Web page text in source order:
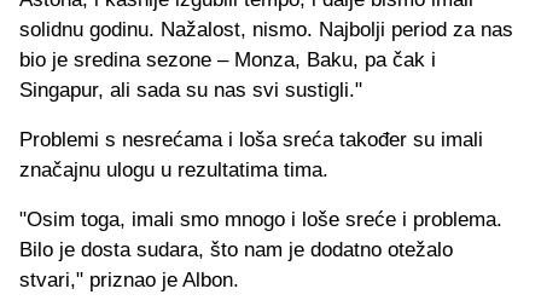
solidnu godinu. Nažalost, nismo. Najbolji period za nas
bio je sredina sezone – Monza, Baku, pa čak i
Singapur, ali sada su nas svi sustigli."
Problemi s nesrećama i loša sreća također su imali
značajnu ulogu u rezultatima tima.
"Osim toga, imali smo mnogo i loše sreće i problema.
Bilo je dosta sudara, što nam je dodatno otežalo
stvari," priznao je Albon.